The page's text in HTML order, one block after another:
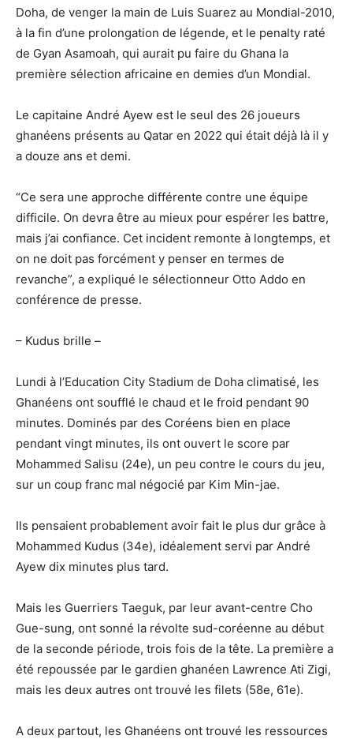
Doha, de venger la main de Luis Suarez au Mondial-2010,
à la fin d’une prolongation de légende, et le penalty raté
de Gyan Asamoah, qui aurait pu faire du Ghana la
première sélection africaine en demies d’un Mondial.
Le capitaine André Ayew est le seul des 26 joueurs
ghanéens présents au Qatar en 2022 qui était déjà là il y
a douze ans et demi.
“Ce sera une approche différente contre une équipe
difficile. On devra être au mieux pour espérer les battre,
mais j’ai confiance. Cet incident remonte à longtemps, et
on ne doit pas forcément y penser en termes de
revanche”, a expliqué le sélectionneur Otto Addo en
conférence de presse.
– Kudus brille –
Lundi à l’Education City Stadium de Doha climatisé, les
Ghanéens ont soufflé le chaud et le froid pendant 90
minutes. Dominés par des Coréens bien en place
pendant vingt minutes, ils ont ouvert le score par
Mohammed Salisu (24e), un peu contre le cours du jeu,
sur un coup franc mal négocié par Kim Min-jae.
Ils pensaient probablement avoir fait le plus dur grâce à
Mohammed Kudus (34e), idéalement servi par André
Ayew dix minutes plus tard.
Mais les Guerriers Taeguk, par leur avant-centre Cho
Gue-sung, ont sonné la révolte sud-coréenne au début
de la seconde période, trois fois de la tête. La première a
été repoussée par le gardien ghanéen Lawrence Ati Zigi,
mais les deux autres ont trouvé les filets (58e, 61e).
A deux partout, les Ghanéens ont trouvé les ressources